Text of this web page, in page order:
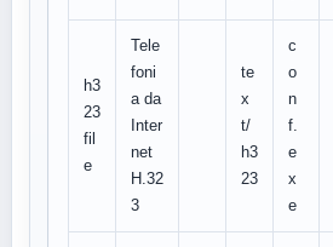
h3
23
fil
e
Tele
foni
a da
Inter
net
H.32
3
te
x
t/
h3
23
c
o
n
f.
e
x
e